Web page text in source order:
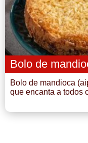
Bolo de
Bolo de mandioca
que encanta a todos